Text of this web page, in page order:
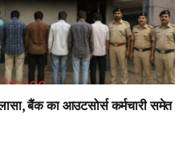
बैंक का आउटसोर्स कर्मचारी समेत